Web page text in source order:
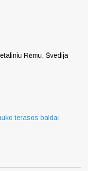
Rėmu, Švedija
terasos baldai